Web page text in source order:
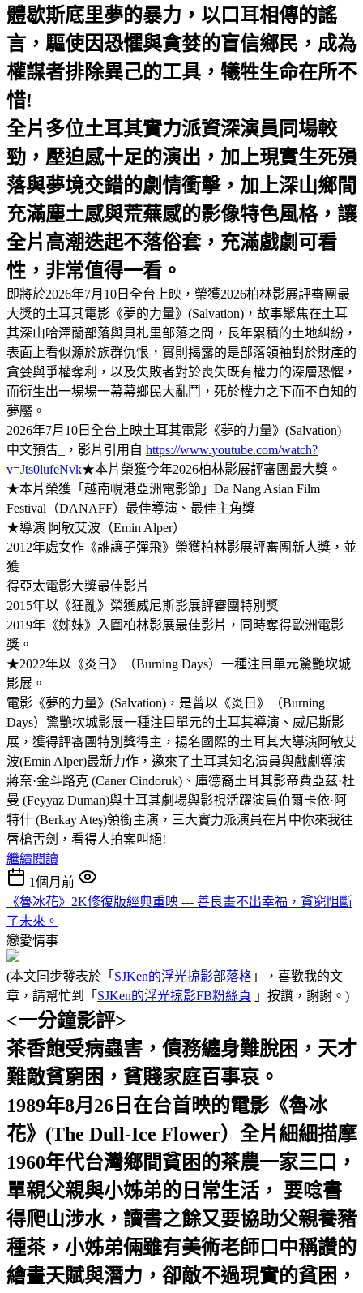
體歇斯底里夢的暴力，以口耳相傳的謠
言，驅使因恐懼與貪婪的盲信鄉民，成為
權謀者排除異己的工具，犧牲生命在所不
惜!
全片多位土耳其實力派資深演員同場較
勁，壓迫感十足的演出，加上現實生死殞
落與夢境交錯的劇情衝擊，加上深山鄉間
充滿塵土感與荒蕪感的影像特色風格，讓
全片高潮迭起不落俗套，充滿戲劇可看
性，非常值得一看。
即將於2026年7月10日全台上映，榮獲2026柏林影展評審團最
大獎的土耳其電影《夢的力量》(Salvation)，故事聚焦在土耳
其深山哈澤蘭部落與貝札里部落之間，長年累積的土地糾紛，
表面上看似源於族群仇恨，實則揭露的是部落領袖對於財產的
貪婪與爭權奪利，以及失敗者對於喪失既有權力的深層恐懼，
而衍生出一場場一幕幕鄉民大亂鬥，死於權力之下而不自知的
夢靨。
2026年7月10日全台上映土耳其電影《夢的力量》(Salvation)
中文預告_，影片引用自 https://www.youtube.com/watch?
v=Jts0lufeNvk★本片榮獲今年2026柏林影展評審團最大獎。
★本片榮獲「越南峴港亞洲電影節」Da Nang Asian Film
Festival（DANAFF）最佳導演、最佳主角獎
★導演 阿敏艾波（Emin Alper）
2012年處女作《誰讓子彈飛》榮獲柏林影展評審團新人獎，並
獲
得亞太電影大獎最佳影片
2015年以《狂亂》榮獲威尼斯影展評審團特別獎
2019年《姊妹》入圍柏林影展最佳影片，同時奪得歐洲電影
獎。
★2022年以《炎日》（Burning Days）一種注目單元驚艷坎城
影展。
電影《夢的力量》(Salvation)，是曾以《炎日》（Burning
Days）驚艷坎城影展一種注目單元的土耳其導演、威尼斯影
展，獲得評審團特別獎得主，揚名國際的土耳其大導演阿敏艾
波(Emin Alper)最新力作，邀來了土耳其知名演員與戲劇導演
蔣奈·金斗路克 (Caner Cindoruk)、庫德裔土耳其影帝費亞茲·杜
曼 (Feyyaz Duman)與土耳其劇場與影視活躍演員伯爾卡依·阿
特什 (Berkay Ateş)領銜主演，三大實力派演員在片中你來我往
唇槍舌劍，看得人拍案叫絕!
繼續閱讀
1個月前
《魯冰花》2K修復版經典重映 --- 善良畫不出幸福，貧窮阻斷
了未來。
戀愛情事
(本文同步發表於「 SJKen的浮光掠影部落格 」，喜歡我的文
章，請幫忙到「 SJKen的浮光掠影FB粉絲頁 」按讚，謝謝。)
<一分鐘影評>
茶香飽受病蟲害，債務纏身難脫困，天才
難敵貧窮困，貧賤家庭百事哀。
1989年8月26日在台首映的電影《魯冰
花》(The Dull-Ice Flower）全片細細描摩
1960年代台灣鄉間貧困的茶農一家三口，
單親父親與小姊弟的日常生活， 要唸書
得爬山涉水，讀書之餘又要協助父親養豬
種茶，小姊弟倆雖有美術老師口中稱讚的
繪畫天賦與潛力，卻敵不過現實的貧困，